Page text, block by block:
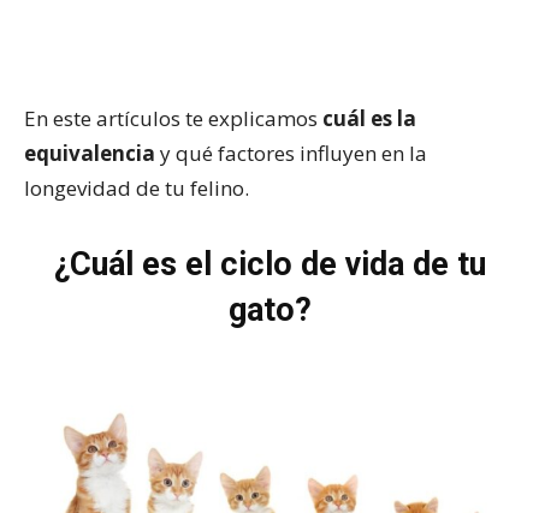
En este artículos te explicamos cuál es la
equivalencia y qué factores influyen en la
longevidad de tu felino.
¿Cuál es el ciclo de vida de tu
gato?